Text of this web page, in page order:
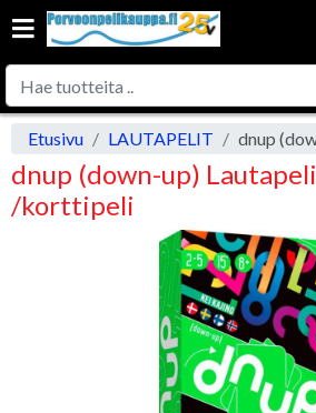
Etusivu LAUTAPELIT
dnup (down-up) Lautapeli
/korttipeli